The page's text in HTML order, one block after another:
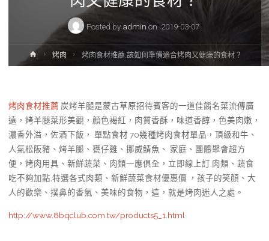
Posted by admin on 2019-03-07
Home烤肉 烤肉食材推薦,該如何準備適合烤肉又健康的食材？
烤肉食材推薦 炭烤羊腿是蒙古草原招待賓客的一道佳餚名菜流傳廣
遠，烤羊腿菜形美觀，顏色褐紅，肉質香酥，味道香醇，色美肉嫩，
濃香外溢，佐酒下飯， 單點食材 70幾種烤肉食材單品，頂級和牛、
人氣松阪豬、烤羊腿、甕仔雞、挪威鯖魚、 家庭、團體聚會超方
便，烤肉用具、新鮮蔬菜、肉類一應俱全，立即線上訂,肉類、蔬食
吃不夠加點,特選各式肉類、新鮮蔬菜食材優惠價 ，孩子的笑顏、大
人的歡樂、撲鼻的香氣、美味的食物，這，就是烤肉迷人之處。
http://www.8bqclub.com.tw/products5_1.html